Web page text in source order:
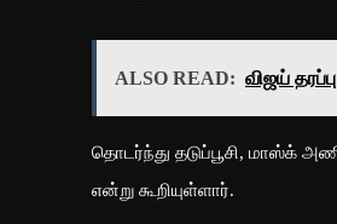
ALSO READ: விஜய்
தொடர்ந்து தடுப்பூசி, மாஸ்க்
என்று கூறியுள்ளார்.